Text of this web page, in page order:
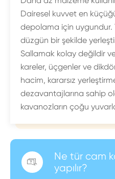
Dairesel kuvvet en
depolama için
düzgün bir şekilde
Sallamak kolay değildir ve
kareler, üçgenler ve
hacim, kararsız
dezavantajlarına sahip
kavanozların çoğu

Ne tür cam
yapılır?